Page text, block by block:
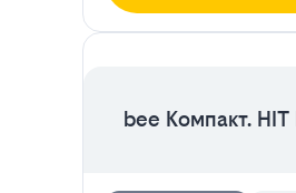
bee Компакт. HIT